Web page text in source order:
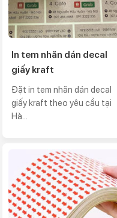
In tem nhãn dán decal
giấy kraft
Đặt in tem nhãn dán decal
giấy kraft theo yêu cầu tại
Hà...